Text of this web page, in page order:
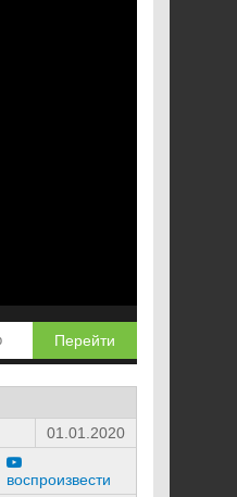
Перейти
01.01.2020
воспроизвести